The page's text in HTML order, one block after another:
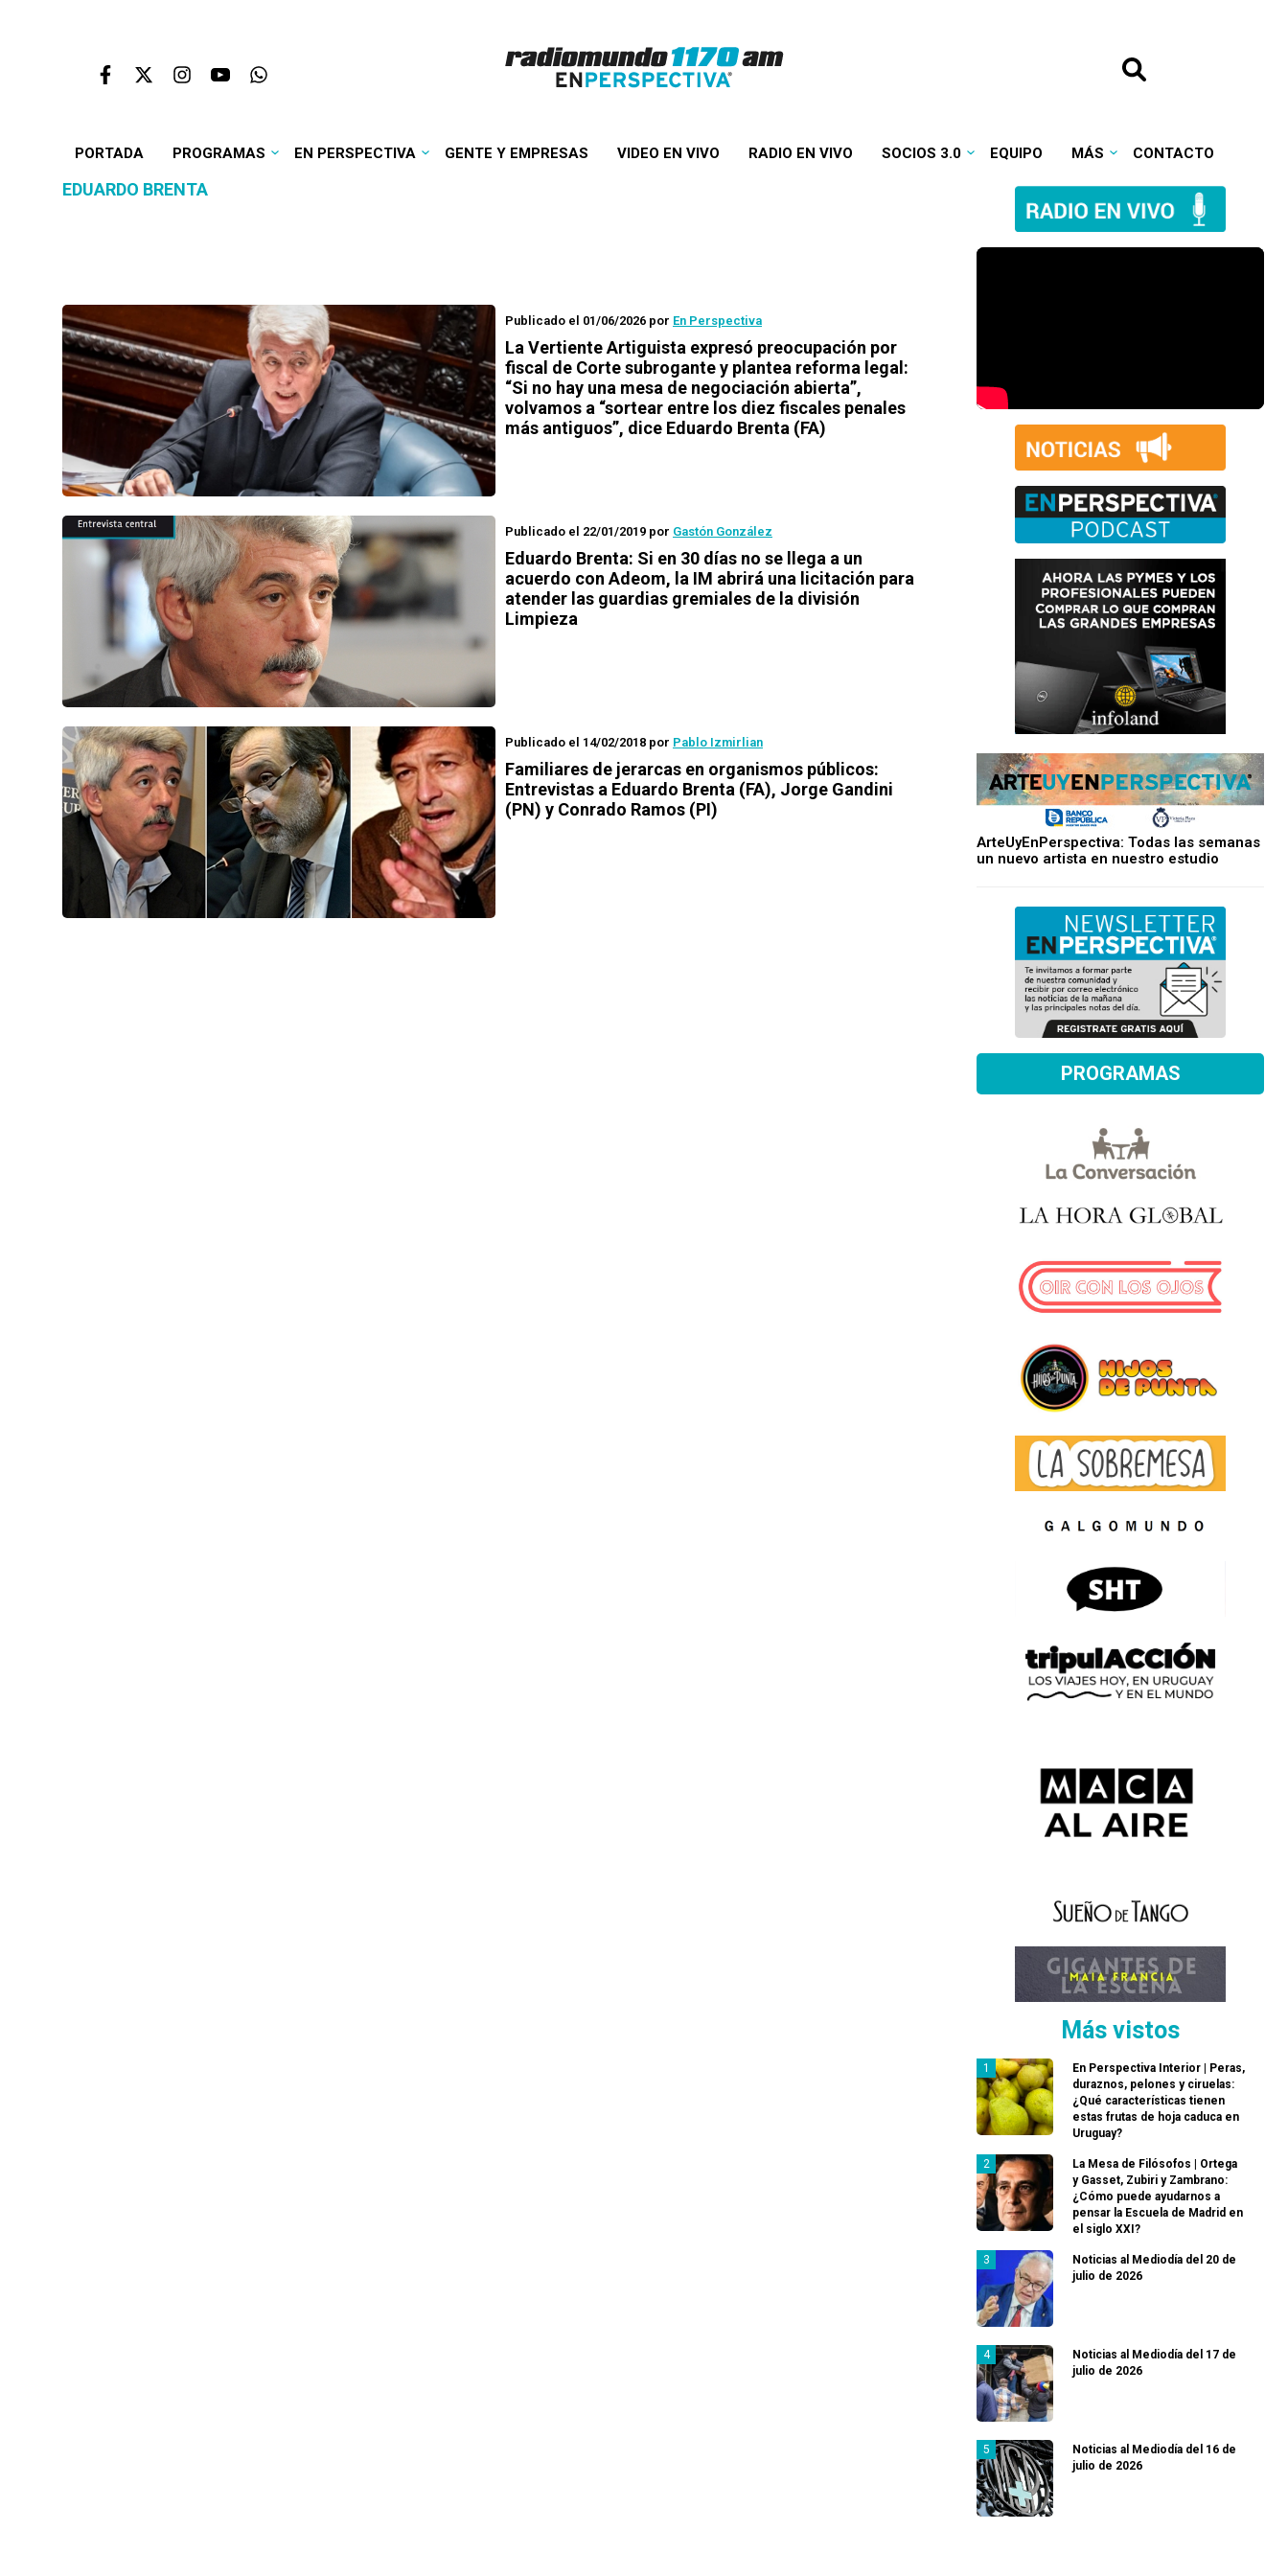
PORTADA PROGRAMAS EN PERSPECTIVA GENTE Y EMPRESAS VIDEO EN VIVO RADIO EN VIVO SOCIOS 3.0 EQUIPO MÁS CONTACTO
EDUARDO BRENTA
Publicado el 01/06/2026 por En Perspectiva
La Vertiente Artiguista expresó preocupación por
fiscal de Corte subrogante y plantea reforma legal:
“Si no hay una mesa de negociación abierta”,
volvamos a “sortear entre los diez fiscales penales
más antiguos”, dice Eduardo Brenta (FA)
Publicado el 22/01/2019 por Gastón González
Eduardo Brenta: Si en 30 días no se llega a un
acuerdo con Adeom, la IM abrirá una licitación para
atender las guardias gremiales de la división
Limpieza
Publicado el 14/02/2018 por Pablo Izmirlian
Familiares de jerarcas en organismos públicos:
Entrevistas a Eduardo Brenta (FA), Jorge Gandini
(PN) y Conrado Ramos (PI)
ArteUyEnPerspectiva: Todas las semanas
un nuevo artista en nuestro estudio
PROGRAMAS
Más vistos
En Perspectiva Interior | Peras,
duraznos, pelones y ciruelas:
¿Qué características tienen
estas frutas de hoja caduca en
Uruguay?
La Mesa de Filósofos | Ortega
y Gasset, Zubiri y Zambrano:
¿Cómo puede ayudarnos a
pensar la Escuela de Madrid en
el siglo XXI?
Noticias al Mediodía del 20 de
julio de 2026
Noticias al Mediodía del 17 de
julio de 2026
Noticias al Mediodía del 16 de
julio de 2026